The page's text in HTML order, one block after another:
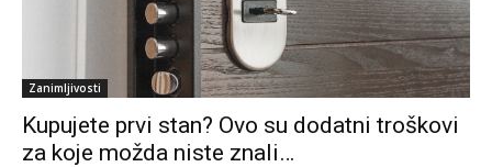
Zanimljivosti
Kupujete prvi stan? Ovo su dodatni troškovi
za koje možda niste znali…